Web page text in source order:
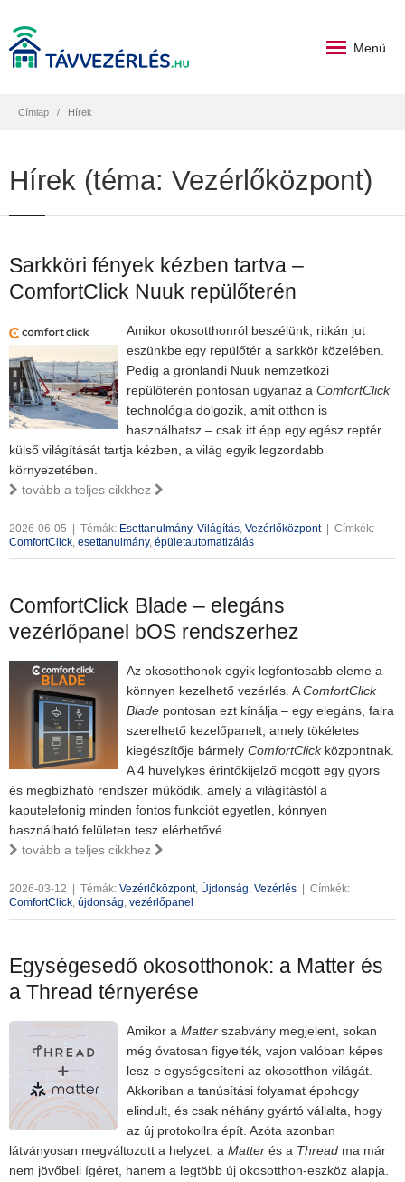
Menü
Címlap Hírek
Hírek (téma: Vezérlőközpont)
Sarkköri fények kézben tartva –
ComfortClick Nuuk repülőterén
Amikor okosotthonról beszélünk, ritkán jut
eszünkbe egy repülőtér a sarkkör közelében.
Pedig a grönlandi Nuuk nemzetközi
repülőterén pontosan ugyanaz a ComfortClick
technológia dolgozik, amit otthon is
használhatsz – csak itt épp egy egész reptér
külső világítását tartja kézben, a világ egyik legzordabb
környezetében.
tovább a teljes cikkhez
2026-06-05 Témák: Esettanulmány, Világítás, Vezérlőközpont
Címkék:
ComfortClick, esettanulmány, épületautomatizálás
ComfortClick Blade – elegáns
vezérlőpanel bOS rendszerhez
Az okosotthonok egyik legfontosabb eleme a
könnyen kezelhető vezérlés. AComfortClick
Blade pontosan ezt kínálja – egy elegáns, falra
szerelhető kezelőpanelt, amely tökéletes
kiegészítője bármely ComfortClickközpontnak.
A 4 hüvelykes érintőkijelző mögött egy gyors
és megbízható rendszer működik, amely a világítástól a
kaputelefonig minden fontos funkciót egyetlen, könnyen
használható felületen tesz elérhetővé.
tovább a teljes cikkhez
2026-03-12 Témák: Vezérlőközpont, Újdonság, Vezérlés
Címkék:
ComfortClick, újdonság, vezérlőpanel
Egységesedő okosotthonok: a Matter és
a Thread térnyerése
Amikor a Matter szabvány megjelent, sokan
még óvatosan figyelték, vajon valóban képes
lesz‑e egységesíteni az okosotthon világát.
Akkoriban a tanúsítási folyamat épphogy
elindult, és csak néhány gyártó vállalta, hogy
az új protokollra épít. Azóta azonban
látványosan megváltozott a helyzet: a Matter és a Thread ma már
nem jövőbeli ígéret, hanem a legtöbb új okosotthon‑eszköz alapja.